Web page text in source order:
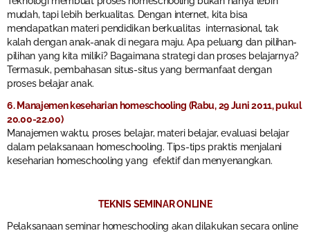
mudah, tapi lebih berkualitas. Dengan internet, kita bisa
mendapatkan materi pendidikan berkualitas internasional, tak
kalah dengan anak-anak di negara maju. Apa peluang dan pilihan-
pilihan yang kita miliki? Bagaimana strategi dan proses belajarnya?
Termasuk, pembahasan situs-situs yang bermanfaat dengan
proses belajar anak.
6. Manajemen keseharian homeschooling (Rabu, 29 Juni 2011, pukul
20.00-22.00)
Manajemen waktu, proses belajar, materi belajar, evaluasi belajar
dalam pelaksanaan homeschooling. Tips-tips praktis menjalani
keseharian homeschooling yang efektif dan menyenangkan.
TEKNIS SEMINAR ONLINE
Pelaksanaan seminar homeschooling akan dilakukan secara online